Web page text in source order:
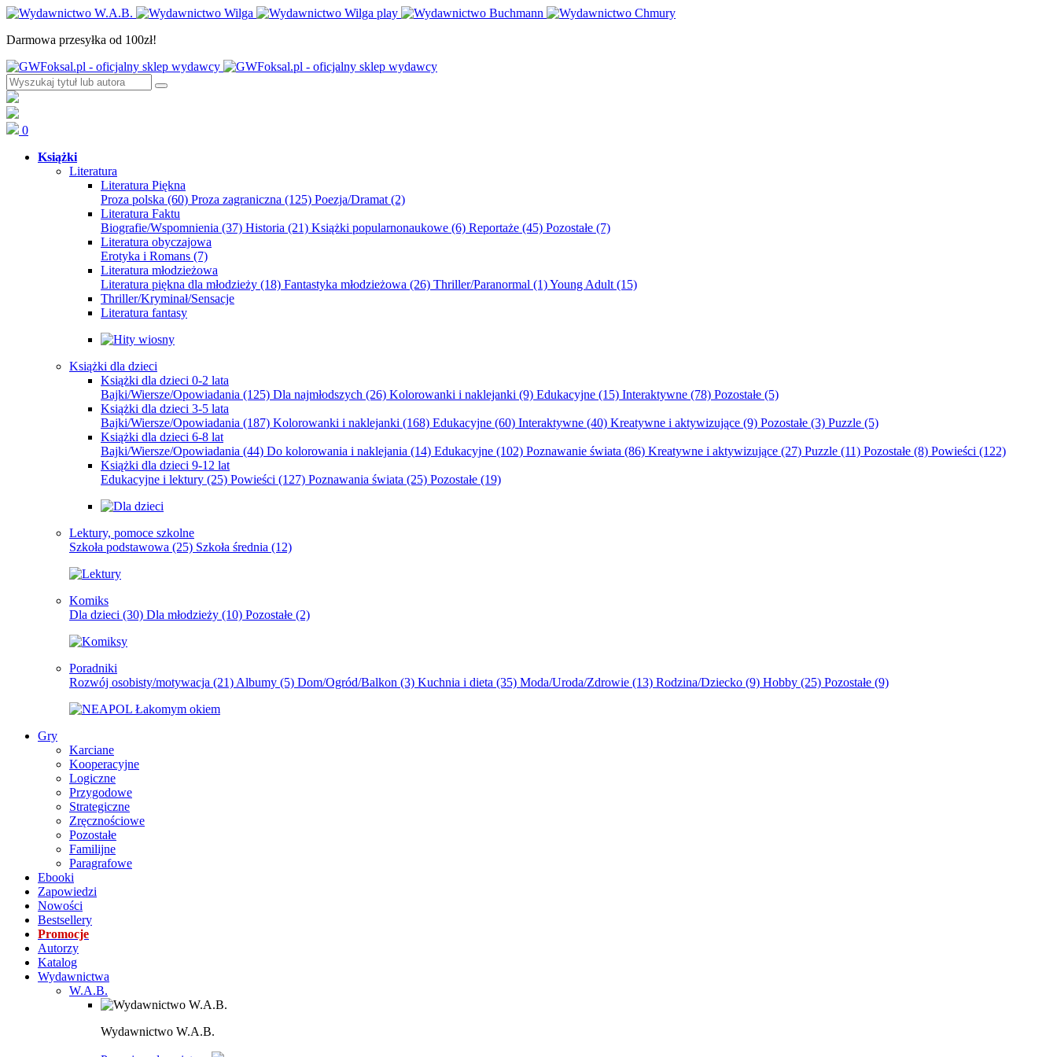
Darmowa przesyłka od 100zł!
0
Książki
Literatura
Literatura Piękna
Proza polska (60) Proza zagraniczna (125) Poezja/Dramat (2)
Literatura Faktu
Biografie/Wspomnienia (37) Historia (21) Książki popularnonaukowe (6) Reportaże (45) Pozostałe (7)
Literatura obyczajowa
Erotyka i Romans (7)
Literatura młodzieżowa
Literatura piękna dla młodzieży (18) Fantastyka młodzieżowa (26) Thriller/Paranormal (1)Young Adult (15)
Thriller/Kryminał/Sensacje
Literatura fantasy
Książki dla dzieci
Książki dla dzieci 0-2 lata
Bajki/Wiersze/Opowiadania (125) Dla najmłodszych (26) Kolorowanki i naklejanki (9) Edukacyjne (15) Interaktywne (78) Pozostałe (5)
Książki dla dzieci 3-5 lata
Bajki/Wiersze/Opowiadania (187) Kolorowanki i naklejanki (168) Edukacyjne (60) Interaktywne (40) Kreatywne i aktywizujące (9) Pozostałe (3) Puzzle (5)
Książki dla dzieci 6-8 lat
Bajki/Wiersze/Opowiadania (44) Do kolorowania i naklejania (14) Edukacyjne (102) Poznawanie świata (86) Kreatywne i aktywizujące (27) Puzzle (11) Pozostałe (8) Powieści (122)
Książki dla dzieci 9-12 lat
Edukacyjne i lektury (25) Powieści (127) Poznawania świata (25) Pozostałe (19)
Lektury, pomoce szkolne
Szkoła podstawowa (25) Szkoła średnia (12)
Komiks
Dla dzieci (30) Dla młodzieży (10) Pozostałe (2)
Poradniki
Rozwój osobisty/motywacja (21) Albumy (5) Dom/Ogród/Balkon (3) Kuchnia i dieta (35) Moda/Uroda/Zdrowie (13) Rodzina/Dziecko (9) Hobby (25) Pozostałe (9)
Gry
Karciane
Kooperacyjne
Logiczne
Przygodowe
Strategiczne
Zręcznościowe
Pozostałe
Familijne
Paragrafowe
Ebooki
Zapowiedzi
Nowości
Bestsellery
Promocje
Autorzy
Katalog
Wydawnictwa
W.A.B.
Wydawnictwo W.A.B.